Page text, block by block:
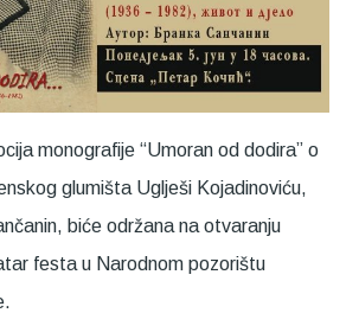
monografije “Umoran od dodira” o
glumišta Uglješi Kojadinoviću,
biće održana na otvaranju
festa u Narodnom pozorištu